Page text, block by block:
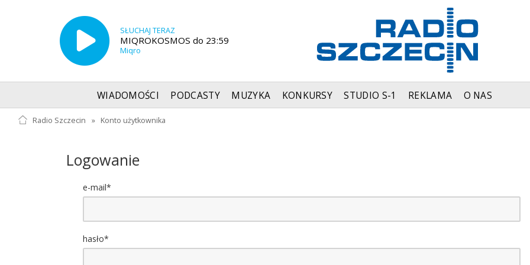
SŁUCHAJ TERAZ
MIQROKOSMOS do 23:59
Miqro
WIADOMOŚCI PODCASTY MUZYKA KONKURSY STUDIO S-1 REKLAMA O NAS
Radio Szczecin » Konto użytkownika
Logowanie
e-mail*
hasło*